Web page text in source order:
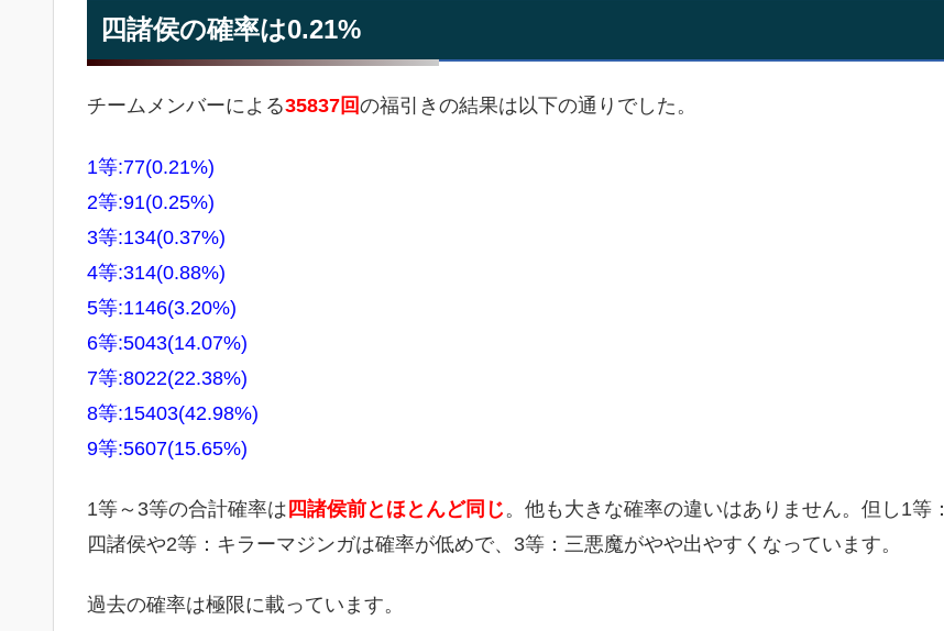
四諸侯の確率は0.21%
チームメンバーによる35837回の福引きの結果は以下の通りでした。
1等:77(0.21%)
2等:91(0.25%)
3等:134(0.37%)
4等:314(0.88%)
5等:1146(3.20%)
6等:5043(14.07%)
7等:8022(22.38%)
8等:15403(42.98%)
9等:5607(15.65%)
1等～3等の合計確率は 四諸侯前とほとんど同じ 。他も大きな確率の違いはありません。但し1等：
四諸侯や2等：キラーマジンガは確率が低めで、3等：三悪魔がやや出やすくなっています。
過去の確率は極限に載っています。